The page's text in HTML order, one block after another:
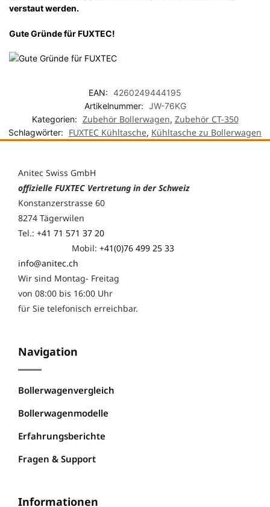
verstaut werden.
Gute Gründe für FUXTEC!
EAN: 4260249444195
Artikelnummer: JW-76KG
Kategorien: Zubehör Bollerwagen, Zubehör CT-350
Schlagwörter: FUXTEC Kühltasche, Kühltasche zu Bollerwagen
Anitec Swiss GmbH
offizielle FUXTEC Vertretung in der Schweiz
Konstanzerstrasse 60
8274 Tägerwilen
Tel.: +41 71 571 37 20
Mobil: +41(0)76 499 25 33
info@anitec.ch
Wir sind Montag- Freitag
von 08:00 bis 16:00 Uhr
für Sie telefonisch erreichbar.
Navigation
Bollerwagenvergleich
Bollerwagenmodelle
Erfahrungsberichte
Fragen & Support
Informationen